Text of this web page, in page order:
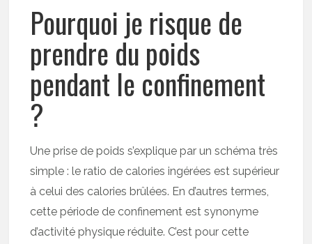
Pourquoi je risque de
prendre du poids
pendant le confinement
?
Une prise de poids s’explique par un schéma très
simple : le ratio de calories ingérées est supérieur
à celui des calories brûlées. En d’autres termes,
cette période de confinement est synonyme
d’activité physique réduite. C’est pour cette